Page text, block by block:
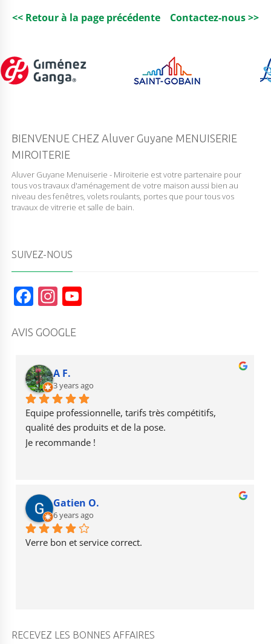
<< Retour à la page précédente Contactez-nous >>
BIENVENUE CHEZ Aluver Guyane MENUISERIE
MIROITERIE
Aluver Guyane Menuiserie - Miroiterie est votre partenaire pour
tous vos travaux d'aménagement de votre maison aussi bien au
niveau des fenêtres, volets roulants, portes que pour tous vos
travaux de vitrerie et salle de bain.
SUIVEZ-NOUS
F
c
b
o
o
k
In
a
r
a
m
b
e
AVIS GOOGLE
A F.
3 years ago
Equipe professionnelle, tarifs très compétitifs,
qualité des produits et de la pose.
Je recommande !
Gatien O.
6 years ago
Verre bon et service correct.
RECEVEZ LES BONNES AFFAIRES